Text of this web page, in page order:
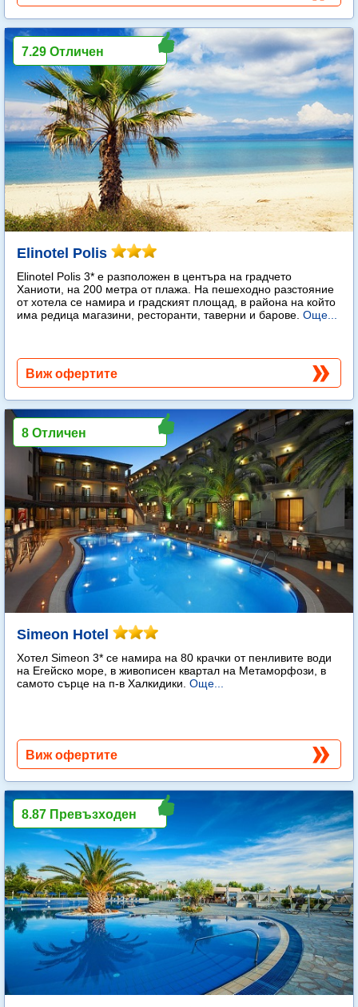
Elinotel Polis
Elinotel Polis 3* е разположен в центъра на градчето
Ханиоти, на 200 метра от плажа. На пешеходно разстояние
от хотела се намира и градският площад, в района на който
има редица магазини, ресторанти, таверни и барове. Още...
7.29 Отличен
Виж офертите
Simeon Hotel
Хотел Simeon 3* се намира на 80 крачки от пенливите води
на Егейско море, в живописен квартал на Метаморфози, в
самото сърце на п-в Халкидики. Още...
8 Отличен
Виж офертите
8.87 Превъзходен